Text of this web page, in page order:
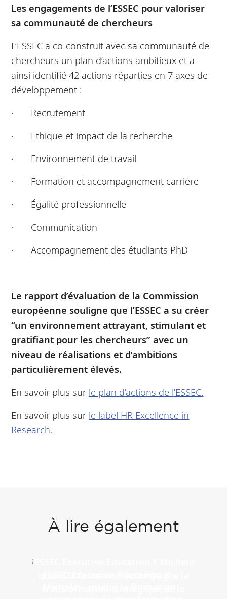
Les engagements de l’ESSEC pour valoriser
sa communauté de chercheurs
L’ESSEC a co-construit avec sa communauté de
chercheurs un plan d’actions ambitieux et a
ainsi identifié 42 actions réparties en 7 axes de
développement :
· Recrutement
· Ethique et impact de la recherche
· Environnement de travail
· Formation et accompagnement carrière
· Égalité professionnelle
· Communication
· Accompagnement des étudiants PhD
Le rapport d’évaluation de la Commission
européenne souligne que l’ESSEC a su créer
“un environnement attrayant, stimulant et
gratifiant pour les chercheurs” avec un
niveau de réalisations et d’ambitions
particulièrement élevés.
En savoir plus sur le plan d’actions de l’ESSEC.
En savoir plus sur le label HR Excellence in
Research.
À lire également